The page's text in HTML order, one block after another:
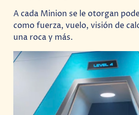
A cada Minion se le otorgan
como fuerza, vuelo, visión de
una roca y más.